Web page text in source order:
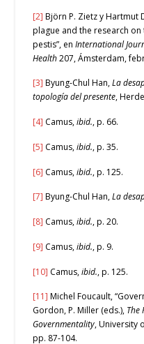
[2] Björn P. Zietz y Hartmut
plague and the research on
pestis”, enInternational
Health207, Ámsterdam,
[3] Byung-Chul Han,La
topología del presente,
[4] Camus,ibid., p. 66.
[5] Camus,ibid., p. 35.
[6] Camus,ibid., p. 125.
[7] Byung-Chul Han,La
[8] Camus,ibid., p. 20.
[9] Camus,ibid., p. 9.
[10] Camus,ibid., p. 125.
[11] Michel Foucault,
Gordon, P. Miller (eds.), The
Governmentality, University
pp. 87-104.